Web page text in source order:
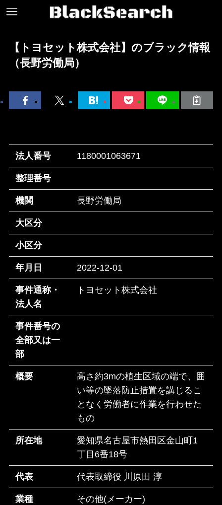
【トヨセット株式会社】のブラック情報
（長野労働局）
法人番号 1180001063671
整理番号
機関 長野労働局
大区分
小区分
年月日 2022-12-01
事件通称・
法人名
トヨセット株式会社
事件番号の
全部又は一
部
概要
高さ約3mの植生区域の端で、囲
い等の墜落防止措置を講じるこ
となく労働者に作業を行わせた
もの
所在地
愛知県名古屋市熱田区金山町1
丁目6番18号
代表 代表取締役 川原田 淳
業種 その他(メーカー)